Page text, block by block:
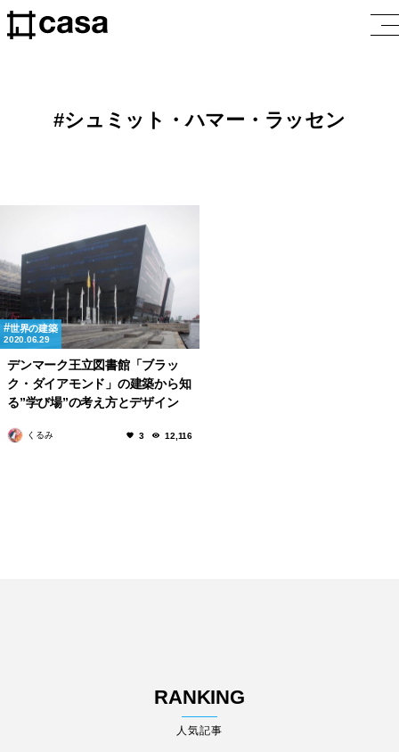
シュミット・ハマー・ラッセン
世界の建築
2020.06.29
デンマーク王立図書館「ブラッ
ク・ダイアモンド」の建築から知
る”学び場”の考え方とデザイン
くるみ 3 12,116
RANKING
人気記事